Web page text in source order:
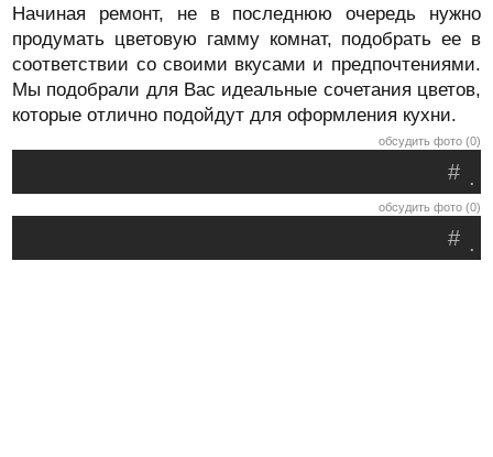
Начиная ремонт, не в последнюю очередь нужно
продумать цветовую гамму комнат, подобрать ее в
соответствии со своими вкусами и предпочтениями.
Мы подобрали для Вас идеальные сочетания цветов,
которые отлично подойдут для оформления кухни.
обсудить фото (0)
.
#
обсудить фото (0)
.
#